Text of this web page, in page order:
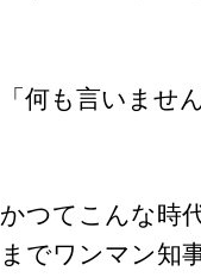
「何も言いませ
かつてこんな時
までワンマン知